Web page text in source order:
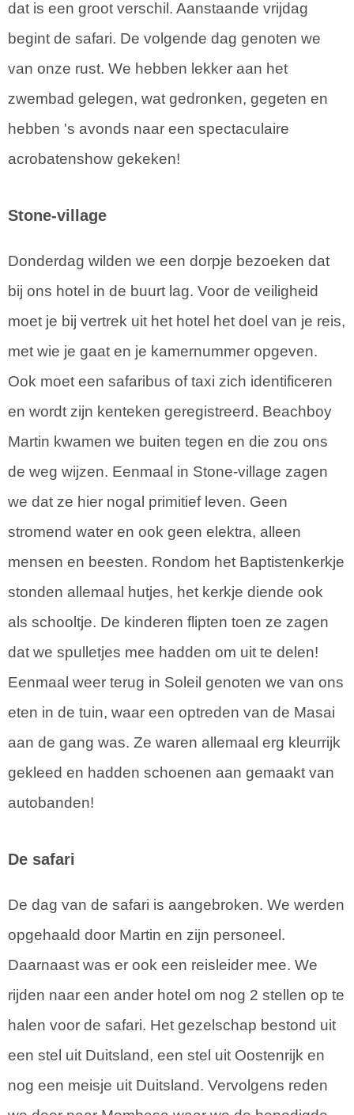
dat is een groot verschil. Aanstaande vrijdag
begint de safari. De volgende dag genoten we
van onze rust. We hebben lekker aan het
zwembad gelegen, wat gedronken, gegeten en
hebben 's avonds naar een spectaculaire
acrobatenshow gekeken!
Stone-village
Donderdag wilden we een dorpje bezoeken dat
bij ons hotel in de buurt lag. Voor de veiligheid
moet je bij vertrek uit het hotel het doel van je reis,
met wie je gaat en je kamernummer opgeven.
Ook moet een safaribus of taxi zich identificeren
en wordt zijn kenteken geregistreerd. Beachboy
Martin kwamen we buiten tegen en die zou ons
de weg wijzen. Eenmaal in Stone-village zagen
we dat ze hier nogal primitief leven. Geen
stromend water en ook geen elektra, alleen
mensen en beesten. Rondom het Baptistenkerkje
stonden allemaal hutjes, het kerkje diende ook
als schooltje. De kinderen flipten toen ze zagen
dat we spulletjes mee hadden om uit te delen!
Eenmaal weer terug in Soleil genoten we van ons
eten in de tuin, waar een optreden van de Masai
aan de gang was. Ze waren allemaal erg kleurrijk
gekleed en hadden schoenen aan gemaakt van
autobanden!
De safari
De dag van de safari is aangebroken. We werden
opgehaald door Martin en zijn personeel.
Daarnaast was er ook een reisleider mee. We
rijden naar een ander hotel om nog 2 stellen op te
halen voor de safari. Het gezelschap bestond uit
een stel uit Duitsland, een stel uit Oostenrijk en
nog een meisje uit Duitsland. Vervolgens reden